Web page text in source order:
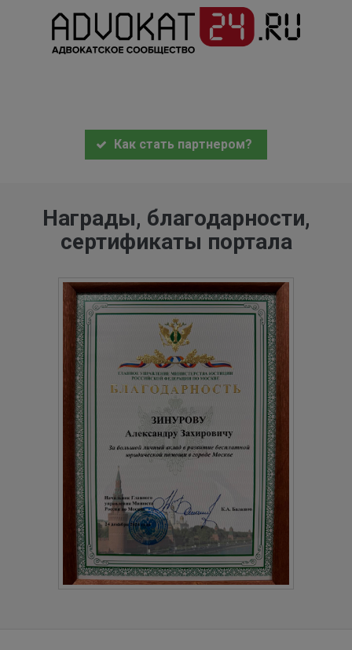
Как стать партнером?
Награды, благодарности,
сертификаты портала